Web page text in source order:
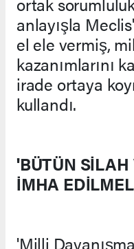
anlayışla
el ele vermiş,
kazanımlarını
irade ortaya
kullandı.
'BÜTÜN
İMHA
'Milli